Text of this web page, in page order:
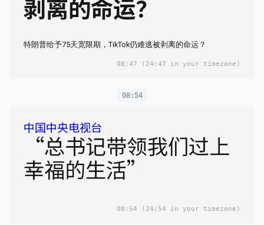
剥离的命运？
特朗普给予75天宽限期，TikTok仍难逃被剥离的命运？
08:47 (24:47 in your timezone)
08:54
中国中央电视台
“总书记带领我们过上
幸福的生活”
08:54 (24:54 in your timezone)